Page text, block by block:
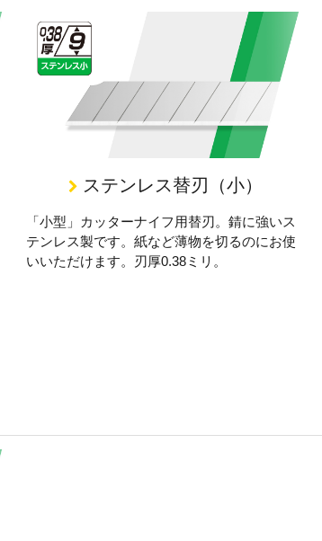
ステンレス替刃（小）
「小型」カッターナイフ用替刃。錆に強いス
テンレス製です。紙など薄物を切るのにお使
いいただけます。刃厚0.38ミリ。